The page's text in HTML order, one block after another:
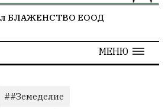
БЛАЖЕНСТВО ЕООД
МЕНЮ
##Земеделие